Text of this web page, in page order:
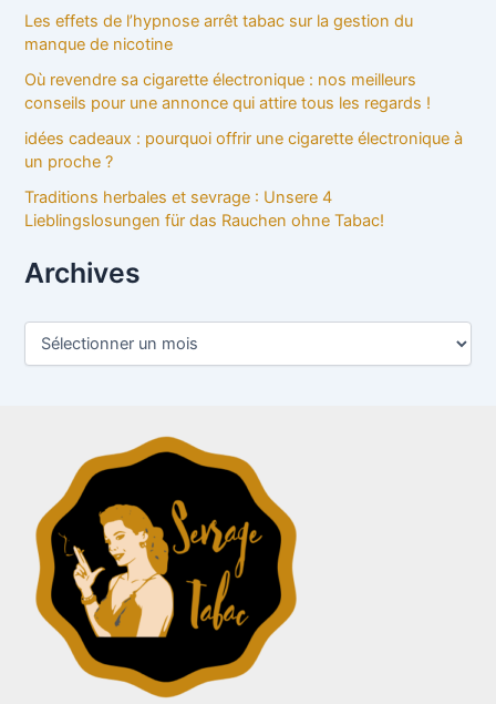
Les effets de l’hypnose arrêt tabac sur la gestion du
manque de nicotine
Où revendre sa cigarette électronique : nos meilleurs
conseils pour une annonce qui attire tous les regards !
idées cadeaux : pourquoi offrir une cigarette électronique à
un proche ?
Traditions herbales et sevrage : Unsere 4
Lieblingslosungen für das Rauchen ohne Tabac!
Archives
A